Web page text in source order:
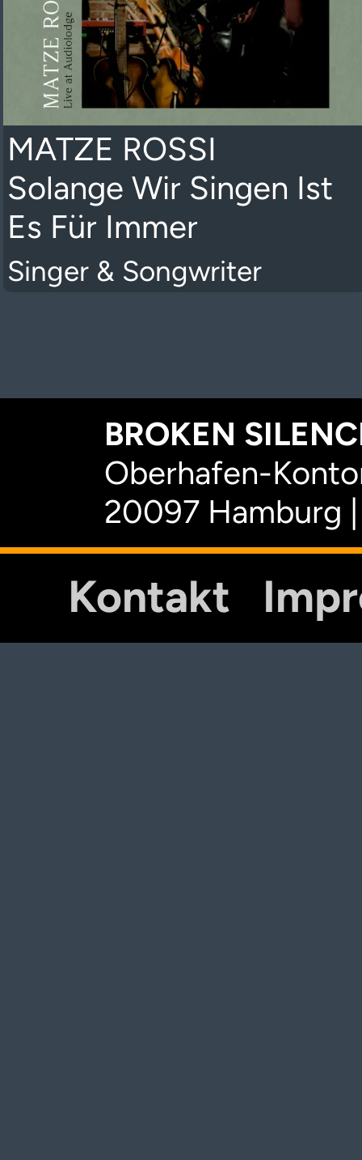
MATZE ROSSI
Solange Wir Singen Ist
Es Für Immer
Singer & Songwriter
BROKEN
Oberhafen-
20097 Hamburg
Kontakt